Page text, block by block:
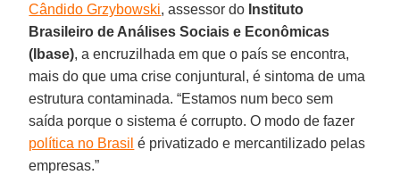
Cândido Grzybowski, assessor do Instituto
Brasileiro de Análises Sociais e Econômicas
(Ibase), a encruzilhada em que o país se encontra,
mais do que uma crise conjuntural, é sintoma de uma
estrutura contaminada. “Estamos num beco sem
saída porque o sistema é corrupto. O modo de fazer
política no Brasil é privatizado e mercantilizado pelas
empresas.”